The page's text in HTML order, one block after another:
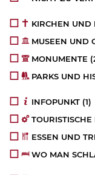
KIRCHEN UND
MUSEEN UND
MONUMENTE
PARKS UND
INFOPUNKT (1)
ESSEN UND
WO MAN